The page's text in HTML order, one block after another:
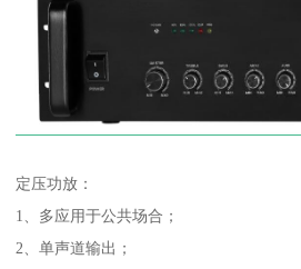
定压功放：
1、多应用于公共场合；
2、单声道输出；